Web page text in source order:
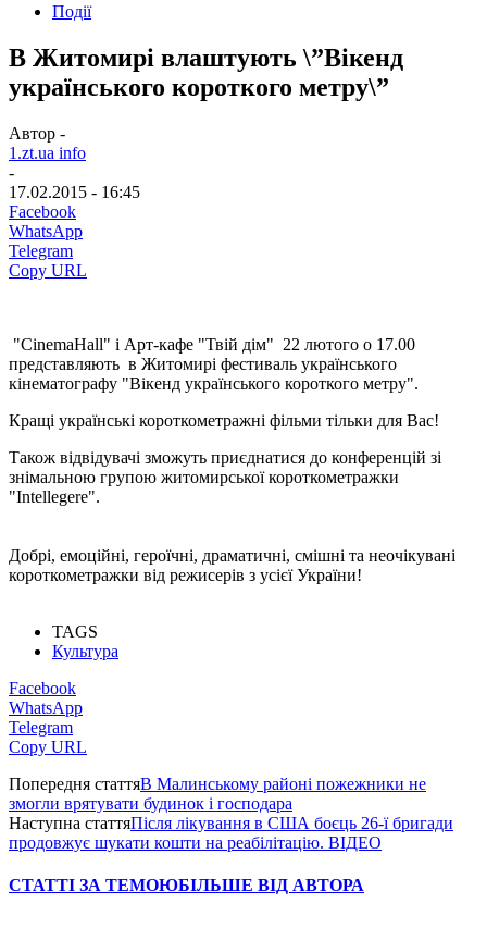
Події
В Житомирі влаштують \”Вікенд
українського короткого метру\”
Автор -
1.zt.ua info
-
17.02.2015 - 16:45
Facebook
WhatsApp
Telegram
Copy URL
"CinemaHall" і Арт-кафе "Твій дім" 22 лютого о 17.00
представляють в Житомирі фестиваль українського
кінематографу "Вікенд українського короткого метру".
Кращі українські короткометражні фільми тільки для Вас!
Також відвідувачі зможуть приєднатися до конференцій зі
знімальною групою житомирської короткометражки
"Intellegere".
Добрі, емоційні, героїчні, драматичні, смішні та неочікувані
короткометражки від режисерів з усієї України!
TAGS
Культура
Facebook
WhatsApp
Telegram
Copy URL
Попередня статтяВ Малинському районі пожежники не
змогли врятувати будинок і господара
Наступна статтяПісля лікування в США боєць 26-ї бригади
продовжує шукати кошти на реабілітацію. ВІДЕО
СТАТТІ ЗА ТЕМОЮБІЛЬШЕ ВІД АВТОРА